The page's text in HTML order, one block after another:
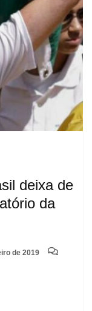
deixa de
da
de 2019